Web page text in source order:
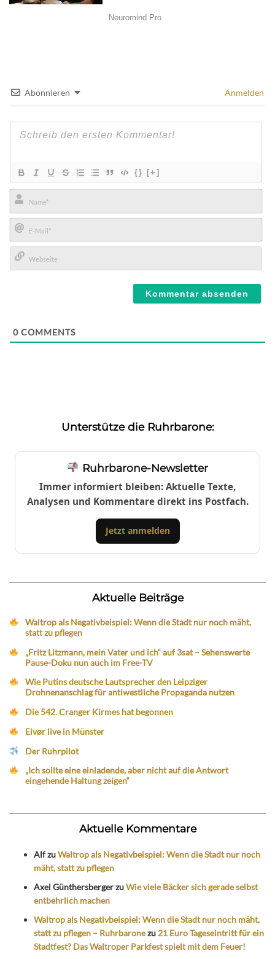
Abonnieren Anmelden
{} [+]
Name*
E-
Mail*
0 COMMENTS
Unterstütze die Ruhrbarone:
Ruhrbarone-Newsletter
Immer informiert bleiben: Aktuelle Texte,
Analysen und Kommentare direkt ins Postfach.
Jetzt anmelden
Aktuelle Beiträge
Waltrop als Negativbeispiel: Wenn die Stadt nur noch mäht,
statt zu pflegen
„Fritz Litzmann, mein Vater und ich“ auf 3sat – Sehenswerte
Pause-Doku nun auch im Free-TV
Wie Putins deutsche Lautsprecher den Leipziger
Drohnenanschlag für antiwestliche Propaganda nutzen
Die 542. Cranger Kirmes hat begonnen
Eivør live in Münster
Der Ruhrpilot
„Ich sollte eine einladende, aber nicht auf die Antwort
eingehende Haltung zeigen“
Aktuelle Kommentare
AlfzuWaltrop als Negativbeispiel: Wenn die Stadt nur noch
mäht, statt zu pflegen
Axel GünthersbergerzuWie viele Bäcker sich gerade selbst
entbehrlich machen
Waltrop als Negativbeispiel: Wenn die Stadt nur noch mäht,
statt zu pflegen – Ruhrbaronezu 21 Euro Tageseintritt für ein
Stadtfest? Das Waltroper Parkfest spielt mit dem Feuer!